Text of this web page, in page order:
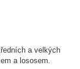
a velkých
a lososem.